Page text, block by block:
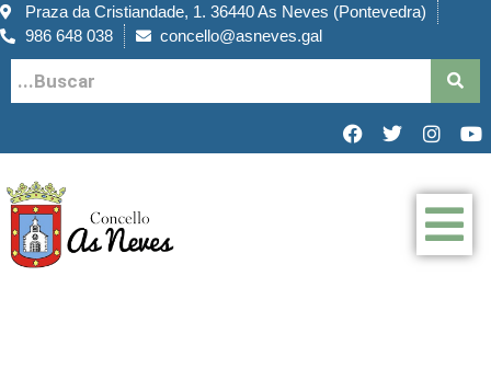
Praza da Cristiandade, 1. 36440 As Neves (Pontevedra)
986 648 038
concello@asneves.gal